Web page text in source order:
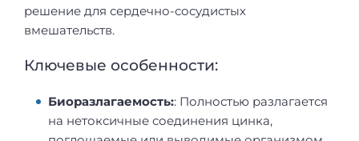
решение для сердечно-сосудистых
вмешательств.
Ключевые особенности:
Биоразлагаемость:: Полностью разлагается
на нетоксичные соединения цинка,